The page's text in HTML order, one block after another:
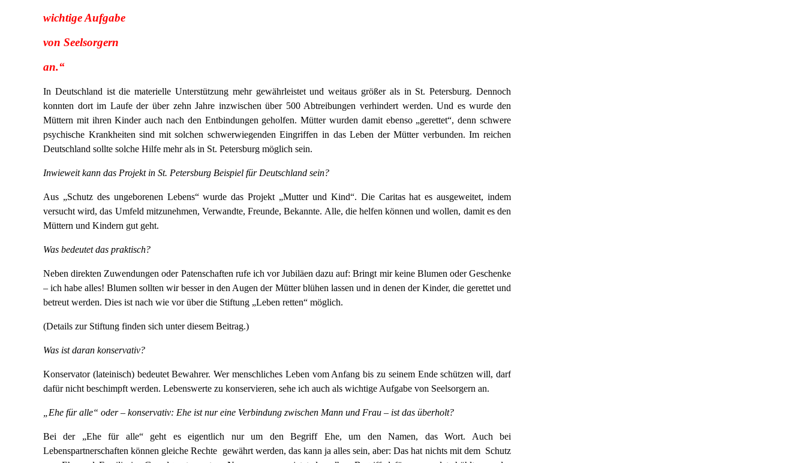
wichtige Aufgabe
von Seelsorgern
an.“
In Deutschland ist die materielle Unterstützung mehr gewährleistet und weitaus größer als in St. Petersburg. Dennoch
konnten dort im Laufe der über zehn Jahre inzwischen über 500 Abtreibungen verhindert werden. Und es wurde den
Müttern mit ihren Kinder auch nach den Entbindungen geholfen. Mütter wurden damit ebenso „gerettet“, denn schwere
psychische Krankheiten sind mit solchen schwerwiegenden Eingriffen in das Leben der Mütter verbunden. Im reichen
Deutschland sollte solche Hilfe mehr als in St. Petersburg möglich sein.
Inwieweit kann das Projekt in St. Petersburg Beispiel für Deutschland sein?
Aus „Schutz des ungeborenen Lebens“ wurde das Projekt „Mutter und Kind“. Die Caritas hat es ausgeweitet, indem
versucht wird, das Umfeld mitzunehmen, Verwandte, Freunde, Bekannte. Alle, die helfen können und wollen, damit es den
Müttern und Kindern gut geht.
Was bedeutet das praktisch?
Neben direkten Zuwendungen oder Patenschaften rufe ich vor Jubiläen dazu auf: Bringt mir keine Blumen oder Geschenke
– ich habe alles! Blumen sollten wir besser in den Augen der Mütter blühen lassen und in denen der Kinder, die gerettet und
betreut werden. Dies ist nach wie vor über die Stiftung „Leben retten“ möglich.
(Details zur Stiftung finden sich unter diesem Beitrag.)
Was ist daran konservativ?
Konservator (lateinisch) bedeutet Bewahrer. Wer menschliches Leben vom Anfang bis zu seinem Ende schützen will, darf
dafür nicht beschimpft werden. Lebenswerte zu konservieren, sehe ich auch als wichtige Aufgabe von Seelsorgern an.
„Ehe für alle“ oder – konservativ: Ehe ist nur eine Verbindung zwischen Mann und Frau – ist das überholt?
Bei der „Ehe für alle“ geht es eigentlich nur um den Begriff Ehe, um den Namen, das Wort. Auch bei
Lebenspartnerschaften können gleiche Rechte gewährt werden, das kann ja alles sein, aber: Das hat nichts mit dem Schutz